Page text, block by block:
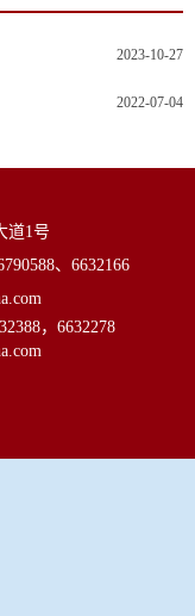
2023-10-27
2022-07-04
道1号
、6632166
，6632278